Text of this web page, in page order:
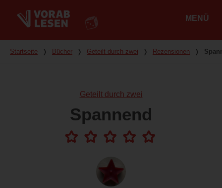
MENÜ
Du bist hier
Startseite ❭ Bücher ❭ Geteilt durch zwei ❭ Rezensionen ❭
Geteilt durch zwei
Spannend